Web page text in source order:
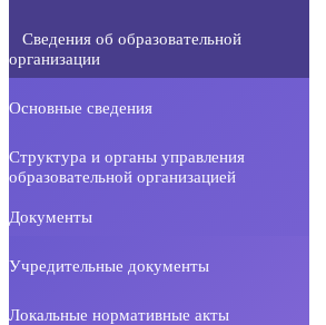
Сведения об образовательной
организации
Основные сведения
Структура и органы управления
образовательной организацией
Документы
Учредительные документы
Локальные нормативные акты